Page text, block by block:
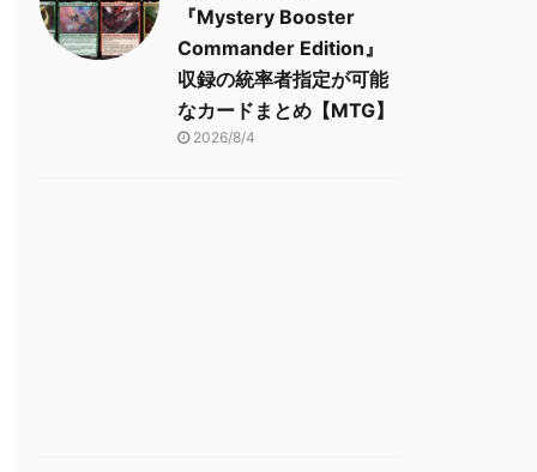
『Mystery Booster
Commander Edition』
収録の統率者指定が可能
なカードまとめ【MTG】
2026/8/4